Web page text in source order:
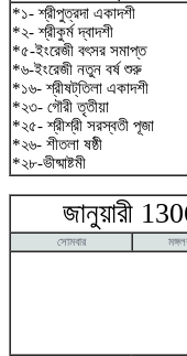
*১- শ্রীপুত্রদা একাদশী
*২- শ্রীকুর্ম দ্বাদশী
*৫-ইংরেজী বৎসর সমাপ্ত
*৬-ইংরেজী নতুন বর্ষ শুরু
*১৬- শ্রীষট্‌তিলা একাদশী
*২৩- গৌরী তৃতীয়া
*২৫- শ্রীশ্রী সরস্বতী পূজা
*২৬- শীতলা ষষ্ঠী
*২৮-ভীষ্মাষ্টমী
জানুয়ারী
সোমবার